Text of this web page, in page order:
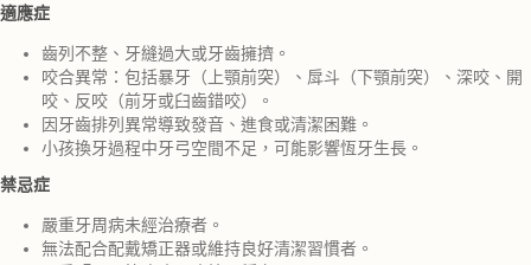
適應症
齒列不整、牙縫過大或牙齒擁擠。
咬合異常：包括暴牙（上顎前突）、戽斗（下顎前突）、深咬、開
咬、反咬（前牙或臼齒錯咬）。
因牙齒排列異常導致發音、進食或清潔困難。
小孩換牙過程中牙弓空間不足，可能影響恆牙生長。
禁忌症
嚴重牙周病未經治療者。
無法配合配戴矯正器或維持良好清潔習慣者。